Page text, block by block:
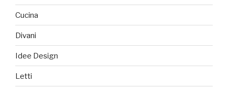
Cucina
Divani
Idee Design
Letti